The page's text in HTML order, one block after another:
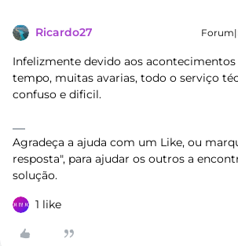
Ricardo27
Infelizmente devido aos acontecimentos
tempo, muitas avarias, todo o serviço
confuso e dificil.
Agradeça a ajuda com um Like, ou
resposta", para ajudar os outros a
solução.
1 like